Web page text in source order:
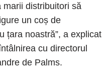
marii distribuitori să
un coș de
țara noastră”, a explicat
cu directorul
de Palms.